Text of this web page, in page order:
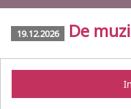
19.12.2026 De